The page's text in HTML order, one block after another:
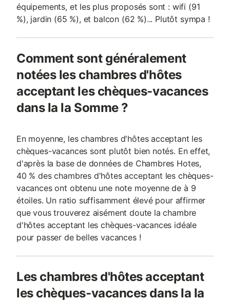
équipements, et les plus proposés sont : wifi (91
%), jardin (65 %), et balcon (62 %)... Plutôt sympa !
Comment sont généralement
notées les chambres d'hôtes
acceptant les chèques-vacances
dans la la Somme ?
En moyenne, les chambres d'hôtes acceptant les
chèques-vacances sont plutôt bien notés. En effet,
d'après la base de données de Chambres Hotes,
40 % des chambres d'hôtes acceptant les chèques-
vacances ont obtenu une note moyenne de à 9
étoiles. Un ratio suffisamment élevé pour affirmer
que vous trouverez aisément doute la chambre
d'hôtes acceptant les chèques-vacances idéale
pour passer de belles vacances !
Les chambres d'hôtes acceptant
les chèques-vacances dans la la